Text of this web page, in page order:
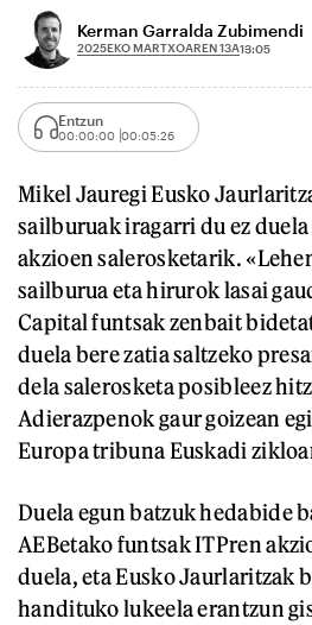
Kerman Garralda Zubimendi
2025EKO MARTXOAREN 13A13:05
Entzun
00:00:00 00:05:26
Mikel Jauregi Eusko
sailburuak iragarri du ez
akzioen salerosketarik.
sailburua eta hirurok lasai
Capital funtsak zenbait
duela bere zatia saltzeko
dela salerosketa posibleez
Adierazpenok gaur goizean
Europa tribuna Euskadi
Duela egun batzuk hedabide
AEBetako funtsak ITPren
duela, eta Eusko Jaurlaritzak
handituko lukeela erantzun